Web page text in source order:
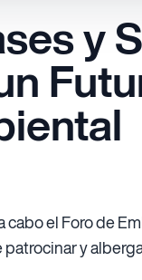
y
cabo el Foro de
y